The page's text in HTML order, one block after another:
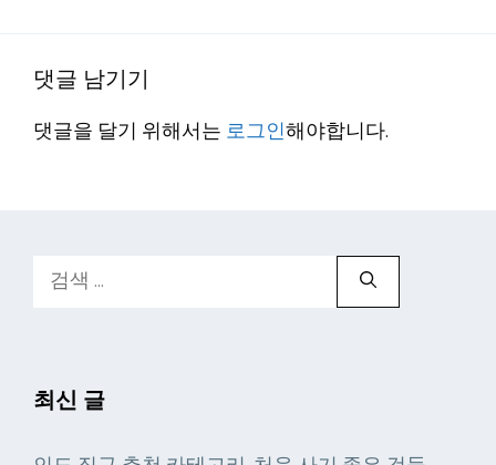
댓글 남기기
댓글을 달기 위해서는 로그인해야합니다.
색:
최신 글